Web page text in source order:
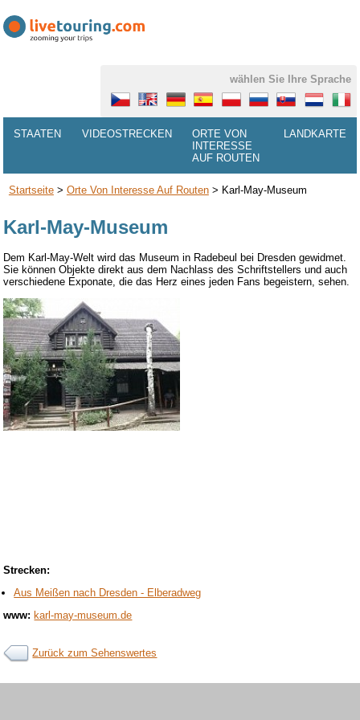
wählen Sie Ihre Sprache
STAATEN VIDEOSTRECKEN
ORTE VON
INTERESSE
AUF ROUTEN
LANDKARTE
Startseite> Orte Von Interesse Auf Routen> Karl-May-Museum
Karl-May-Museum
Dem Karl-May-Welt wird das Museum in Radebeul bei Dresden gewidmet
Sie können Objekte direkt aus dem Nachlass des Schriftstellers und auch
verschiedene Exponate , die das Herzeines jeden Fans begeistern, sehen.
Strecken:
Aus Meißen nach Dresden - Elberadweg
www: karl-may-museum.de
Zurück zum Sehenswertes